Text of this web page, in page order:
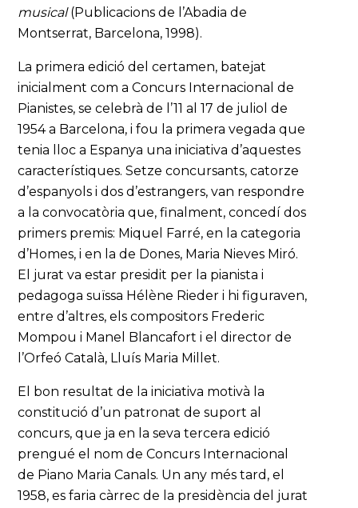
musical(Publicacions de l’Abadia de
Montserrat, Barcelona, 1998).
La primera edició del certamen, batejat
inicialment com a Concurs Internacional de
Pianistes, se celebrà de l’11 al 17 de juliol de
1954 a Barcelona, i fou la primera vegada que
tenia lloc a Espanya una iniciativa d’aquestes
característiques. Setze concursants, catorze
d’espanyols i dos d’estrangers, van respondre
a la convocatòria que, finalment, concedí dos
primers premis: Miquel Farré, en la categoria
d’Homes, i en la de Dones, Maria Nieves Miró.
El jurat va estar presidit per la pianista i
pedagoga suïssa Hélène Rieder i hi figuraven,
entre d’altres, els compositors Frederic
Mompou i Manel Blancafort i el director de
l’Orfeó Català, Lluís Maria Millet.
El bon resultat de la iniciativa motivà la
constitució d’un patronat de suport al
concurs, que ja en la seva tercera edició
prengué el nom de Concurs Internacional
de Piano Maria Canals. Un any més tard, el
1958, es faria càrrec de la presidència del jurat